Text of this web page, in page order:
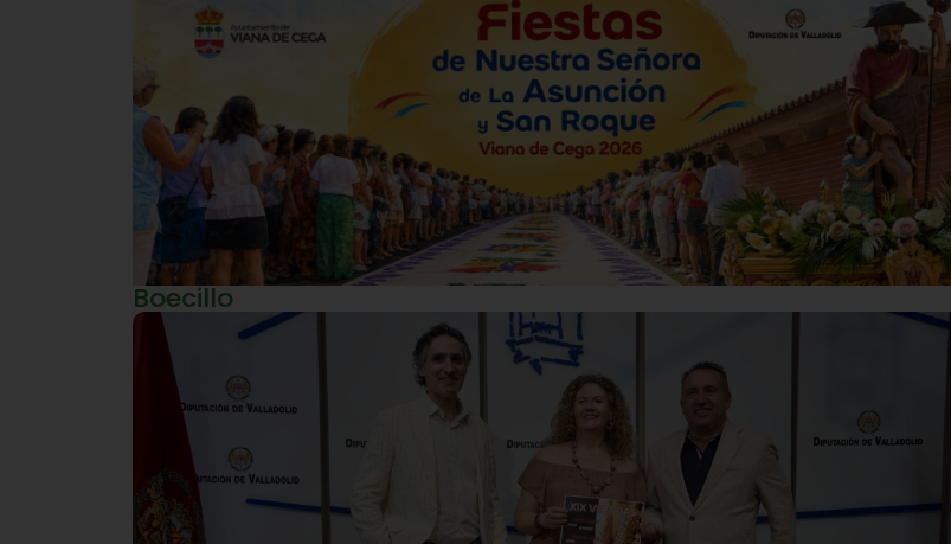
Boecillo